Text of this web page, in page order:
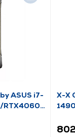
ASUS i7-
X-X